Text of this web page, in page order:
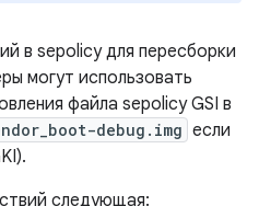
в sepolicy для пересборки
могут использовать
файла sepolicy GSI в
debug.img если
следующая: